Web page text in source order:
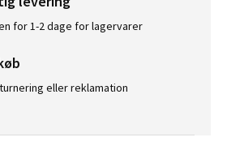
for 1-2 dage for lagervarer
eller reklamation